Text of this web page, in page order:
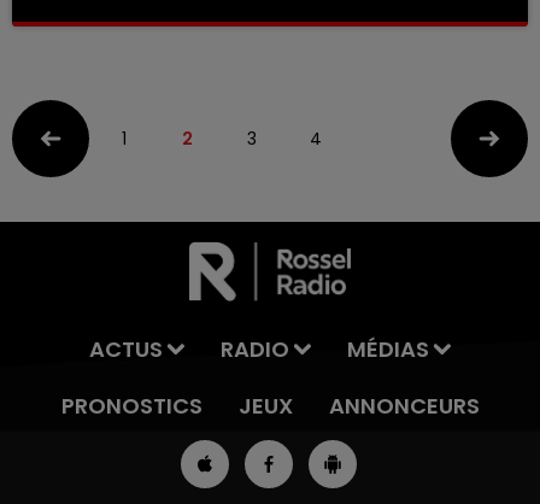
1 2 3 4
ACTUS RADIO
MÉDIAS
PRONOSTICS
JEUX ANNONCEURS